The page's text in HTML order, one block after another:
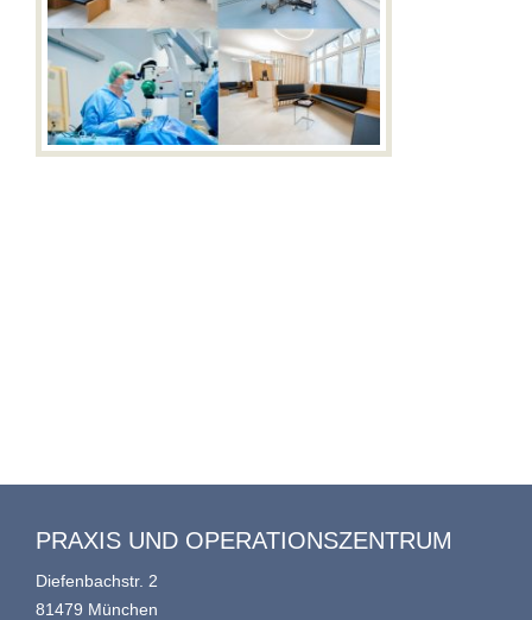
PRAXIS UND OPERATIONSZENTRUM
Diefenbachstr. 2
81479 München